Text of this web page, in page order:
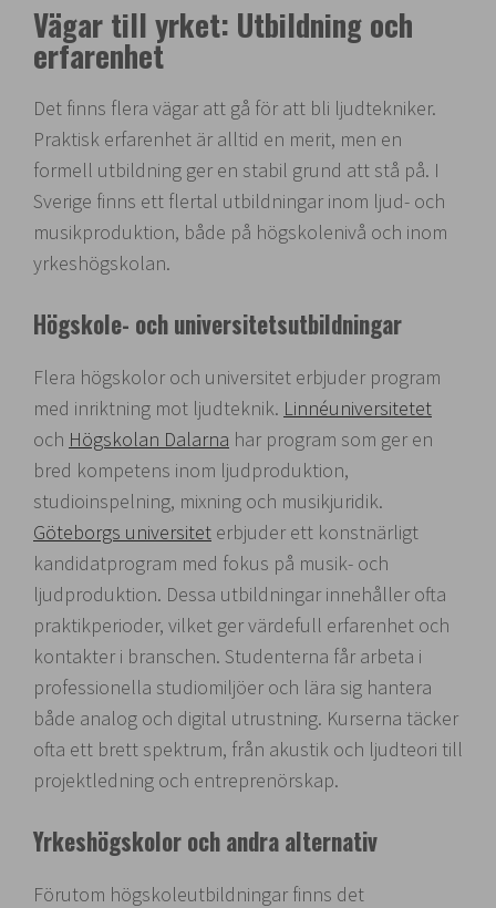
Vägar till yrket: Utbildning och
erfarenhet
Det finns flera vägar att gå för att bli ljudtekniker.
Praktisk erfarenhet är alltid en merit, men en
formell utbildning ger en stabil grund att stå på. I
Sverige finns ett flertal utbildningar inom ljud- och
musikproduktion, både på högskolenivå och inom
yrkeshögskolan.
Högskole- och universitetsutbildningar
Flera högskolor och universitet erbjuder program
med inriktning mot ljudteknik. Linnéuniversitetet
och Högskolan Dalarna har program som ger en
bred kompetens inom ljudproduktion,
studioinspelning, mixning och musikjuridik.
Göteborgs universitet erbjuder ett konstnärligt
kandidatprogram med fokus på musik- och
ljudproduktion. Dessa utbildningar innehåller ofta
praktikperioder, vilket ger värdefull erfarenhet och
kontakter i branschen. Studenterna får arbeta i
professionella studiomiljöer och lära sig hantera
både analog och digital utrustning. Kurserna täcker
ofta ett brett spektrum, från akustik och ljudteori till
projektledning och entreprenörskap.
Yrkeshögskolor och andra alternativ
Förutom högskoleutbildningar finns det